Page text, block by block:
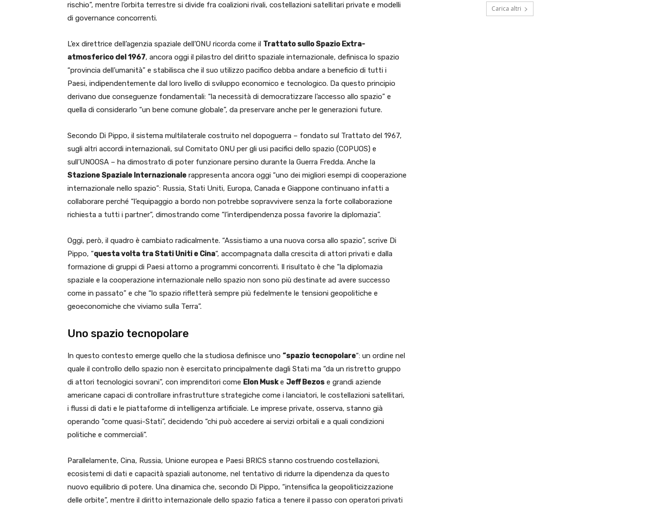
rischio”, mentre l’orbita terrestre si divide fra coalizioni rivali, costellazioni satellitari private e modelli
di governance concorrenti.
L’ex direttrice dell’agenzia spaziale dell’ONU ricorda come il Trattato sullo Spazio Extra-
atmosferico del 1967, ancora oggi il pilastro del diritto spaziale internazionale, definisca lo spazio
“provincia dell’umanità” e stabilisca che il suo utilizzo pacifico debba andare a beneficio di tutti i
Paesi, indipendentemente dal loro livello di sviluppo economico e tecnologico. Da questo principio
derivano due conseguenze fondamentali: “la necessità di democratizzare l’accesso allo spazio” e
quella di considerarlo “un bene comune globale”, da preservare anche per le generazioni future.
Secondo Di Pippo, il sistema multilaterale costruito nel dopoguerra – fondato sul Trattato del 1967,
sugli altri accordi internazionali, sul Comitato ONU per gli usi pacifici dello spazio (COPUOS) e
sull’UNOOSA – ha dimostrato di poter funzionare persino durante la Guerra Fredda. Anche la
Stazione Spaziale Internazionale rappresenta ancora oggi “uno dei migliori esempi di cooperazione
internazionale nello spazio”: Russia, Stati Uniti, Europa, Canada e Giappone continuano infatti a
collaborare perché “l’equipaggio a bordo non potrebbe sopravvivere senza la forte collaborazione
richiesta a tutti i partner”, dimostrando come “l’interdipendenza possa favorire la diplomazia”.
Oggi, però, il quadro è cambiato radicalmente. “Assistiamo a una nuova corsa allo spazio”, scrive Di
Pippo, “questa volta tra Stati Uniti e Cina“, accompagnata dalla crescita di attori privati e dalla
formazione di gruppi di Paesi attorno a programmi concorrenti. Il risultato è che “la diplomazia
spaziale e la cooperazione internazionale nello spazio non sono più destinate ad avere successo
come in passato” e che “lo spazio rifletterà sempre più fedelmente le tensioni geopolitiche e
geoeconomiche che viviamo sulla Terra”.
Uno spazio tecnopolare
In questo contesto emerge quello che la studiosa definisce uno “spazio tecnopolare“: un ordine nel
quale il controllo dello spazio non è esercitato principalmente dagli Stati ma “da un ristretto gruppo
di attori tecnologici sovrani”, con imprenditori come Elon Muske Jeff Bezos e grandi aziende
americane capaci di controllare infrastrutture strategiche come i lanciatori, le costellazioni satellitari,
i flussi di dati e le piattaforme di intelligenza artificiale. Le imprese private, osserva, stanno già
operando “come quasi-Stati”, decidendo “chi può accedere ai servizi orbitali e a quali condizioni
politiche e commerciali”.
Parallelamente, Cina, Russia, Unione europea e Paesi BRICS stanno costruendo costellazioni,
ecosistemi di dati e capacità spaziali autonome, nel tentativo di ridurre la dipendenza da questo
nuovo equilibrio di potere. Una dinamica che, secondo Di Pippo, “intensifica la geopoliticizzazione
delle orbite”, mentre il diritto internazionale dello spazio fatica a tenere il passo con operatori privati
Carica altri